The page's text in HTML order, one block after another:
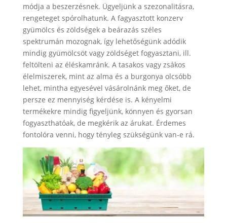
módja a beszerzésnek. Ügyeljünk a szezonalitásra,
rengeteget spórolhatunk. A fagyasztott konzerv
gyümölcs és zöldségek a beárazás széles
spektrumán mozognak, így lehetőségünk adódik
mindig gyümölcsöt vagy zöldséget fogyasztani, ill.
feltölteni az éléskamránk. A tasakos vagy zsákos
élelmiszerek, mint az alma és a burgonya olcsóbb
lehet, mintha egyesével vásárolnánk meg őket, de
persze ez mennyiség kérdése is. A kényelmi
termékekre mindig figyeljünk, könnyen és gyorsan
fogyaszthatóak, de megkérik az árukat. Érdemes
fontolóra venni, hogy tényleg szükségünk van-e rá.